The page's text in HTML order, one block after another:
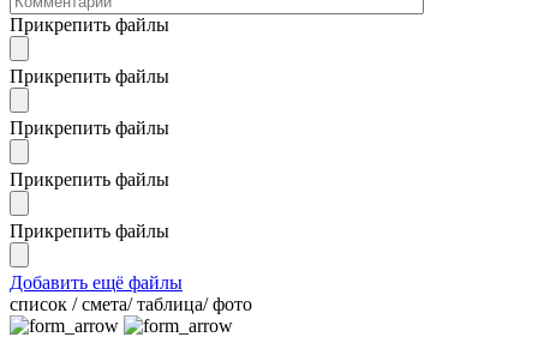
Прикрепить файлы
Прикрепить файлы
Прикрепить файлы
Прикрепить файлы
Прикрепить файлы
Добавить ещё файлы
cписок / смета/ таблица/ фото